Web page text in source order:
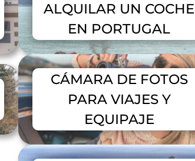
ALQUILAR UN COCHE
EN PORTUGAL
CÁMARA DE FOTOS
PARA VIAJES Y
EQUIPAJE